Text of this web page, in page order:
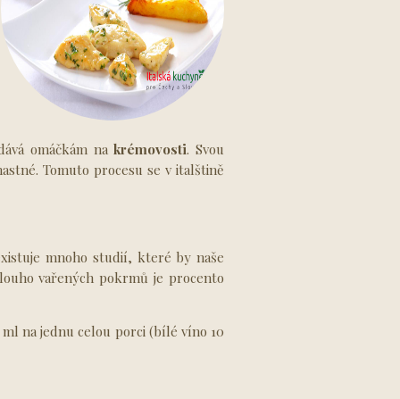
omáčkám nakrémovosti. Svou
Tomuto procesu se v italštině
mnoho studií, které by naše
vařených pokrmů je procento
na jednu celou porci (bílé víno 10